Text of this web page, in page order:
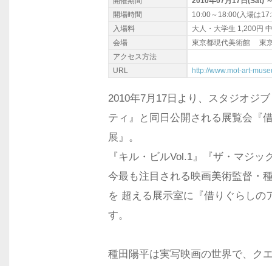
開場時間
10:00～18:00(入場は
入場料
大人・大学生 1,200円
会場
東京都現代美術館 東
アクセス方法
URL
http://www.mot-art-
2010年7月17日より、スタジオジ
ティ』と同日公開される展覧会『
展』。
『キル・ビルVol.1』『ザ・マジ
今最も注目される映画美術監督・
を 超える展示室に『借りぐらし
す。
種田陽平は実写映画の世界で、ク